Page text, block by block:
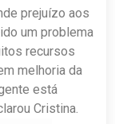
prejuízo aos
um problema
recursos
melhoria da
está
Cristina.